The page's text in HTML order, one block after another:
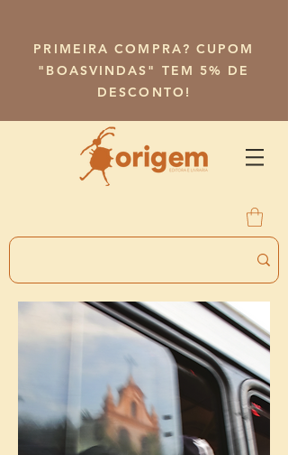
PRIMEIRA COMPRA? CUPOM
"BOASVINDAS" TEM 5% DE
DESCONTO!